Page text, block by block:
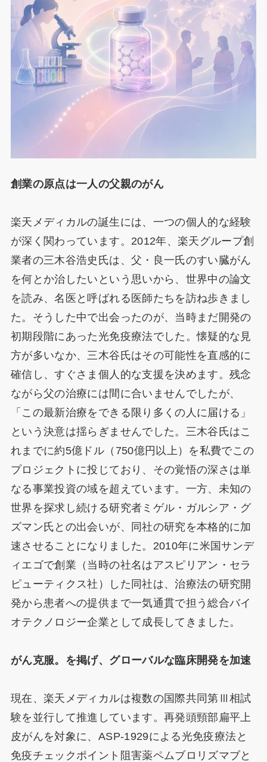
創業の原点は一人の父親のがん
楽天メディカルの誕生には、一つの個人的な経験
が深く関わっています。2012年、楽天グループ創
業者の三木谷浩史氏は、父・良一氏のすい臓がん
を何とか治したいという思いから、世界中の論文
を読み、名医と呼ばれる医師たちを訪ね歩きまし
た。そうした中で出会ったのが、当時まだ開発の
初期段階にあった光免疫療法でした。懐疑的な見
方が多いなか、三木谷氏はその可能性を直感的に
確信し、すぐさま個人的な支援を決めます。残念
ながら父の治療には間に合いませんでしたが、
「この最新治療をできる限り多くの人に届ける」
という決意は揺らぎませんでした。三木谷氏はこ
れまでに約5億ドル（750億円以上）を私費でこの
プロジェクトに投じており、その覚悟の深さは単
なる事業投資の域を超えています。一方、未知の
世界を探求し続ける研究者ミゲル・ガルシア・グ
ズマン氏との出会いが、同社の研究を本格的に加
速させることになりました。2010年に米国サンデ
ィエゴで創業（当時の社名はアスピリアン・セラ
ピューティクス社）した同社は、治療法の研究開
発から患者への提供まで一気通貫で担う総合バイ
オテクノロジー企業として成長してきました。
がん克服。を掲げ、グローバルな臨床開発を加速
現在、楽天メディカルは複数の国際共同第Ⅲ相試
験を並行して推進しています。再発頭頸部扁平上
皮がんを対象に、ASP-1929による光免疫療法と
免疫チェックポイント阻害薬ペムブロリズマブと